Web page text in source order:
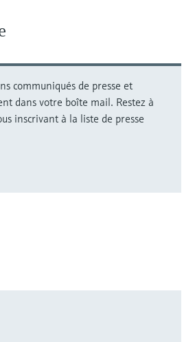
communiqués de presse et
dans votre boîte mail. Restez à
inscrivant à la liste de presse